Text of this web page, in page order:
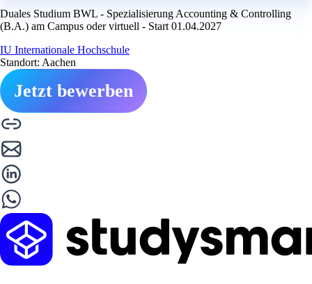
Duales Studium BWL - Spezialisierung Accounting & Controlling
(B.A.) am Campus oder virtuell - Start 01.04.2027
IU Internationale Hochschule
Standort: Aachen
Jetzt bewerben